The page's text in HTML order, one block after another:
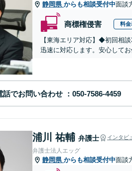
静岡県 からも相談受付中面談
商標権侵害 料金
【東海エリア対応】◆初回相
迅速に対応します。安心して
話でお問い合わせ
浦川 祐輔 弁護士 インタビ
弁護士法人エッグ
静岡県 からも相談受付中面談